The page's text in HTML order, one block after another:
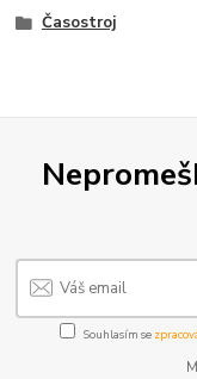
Časostroj
Souhlasím se